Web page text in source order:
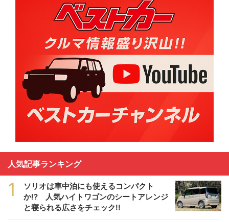
人気記事ランキング
1
ソリオは車中泊にも使えるコンパクト
か!? 人気ハイトワゴンのシートアレンジ
と寝られる広さをチェック!!